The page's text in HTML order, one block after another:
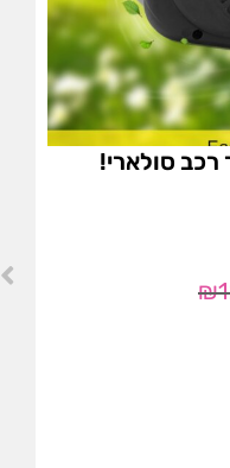
סולארי!
₪